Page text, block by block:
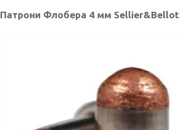
Патрони Флобера 4 мм Sellier&Bellot